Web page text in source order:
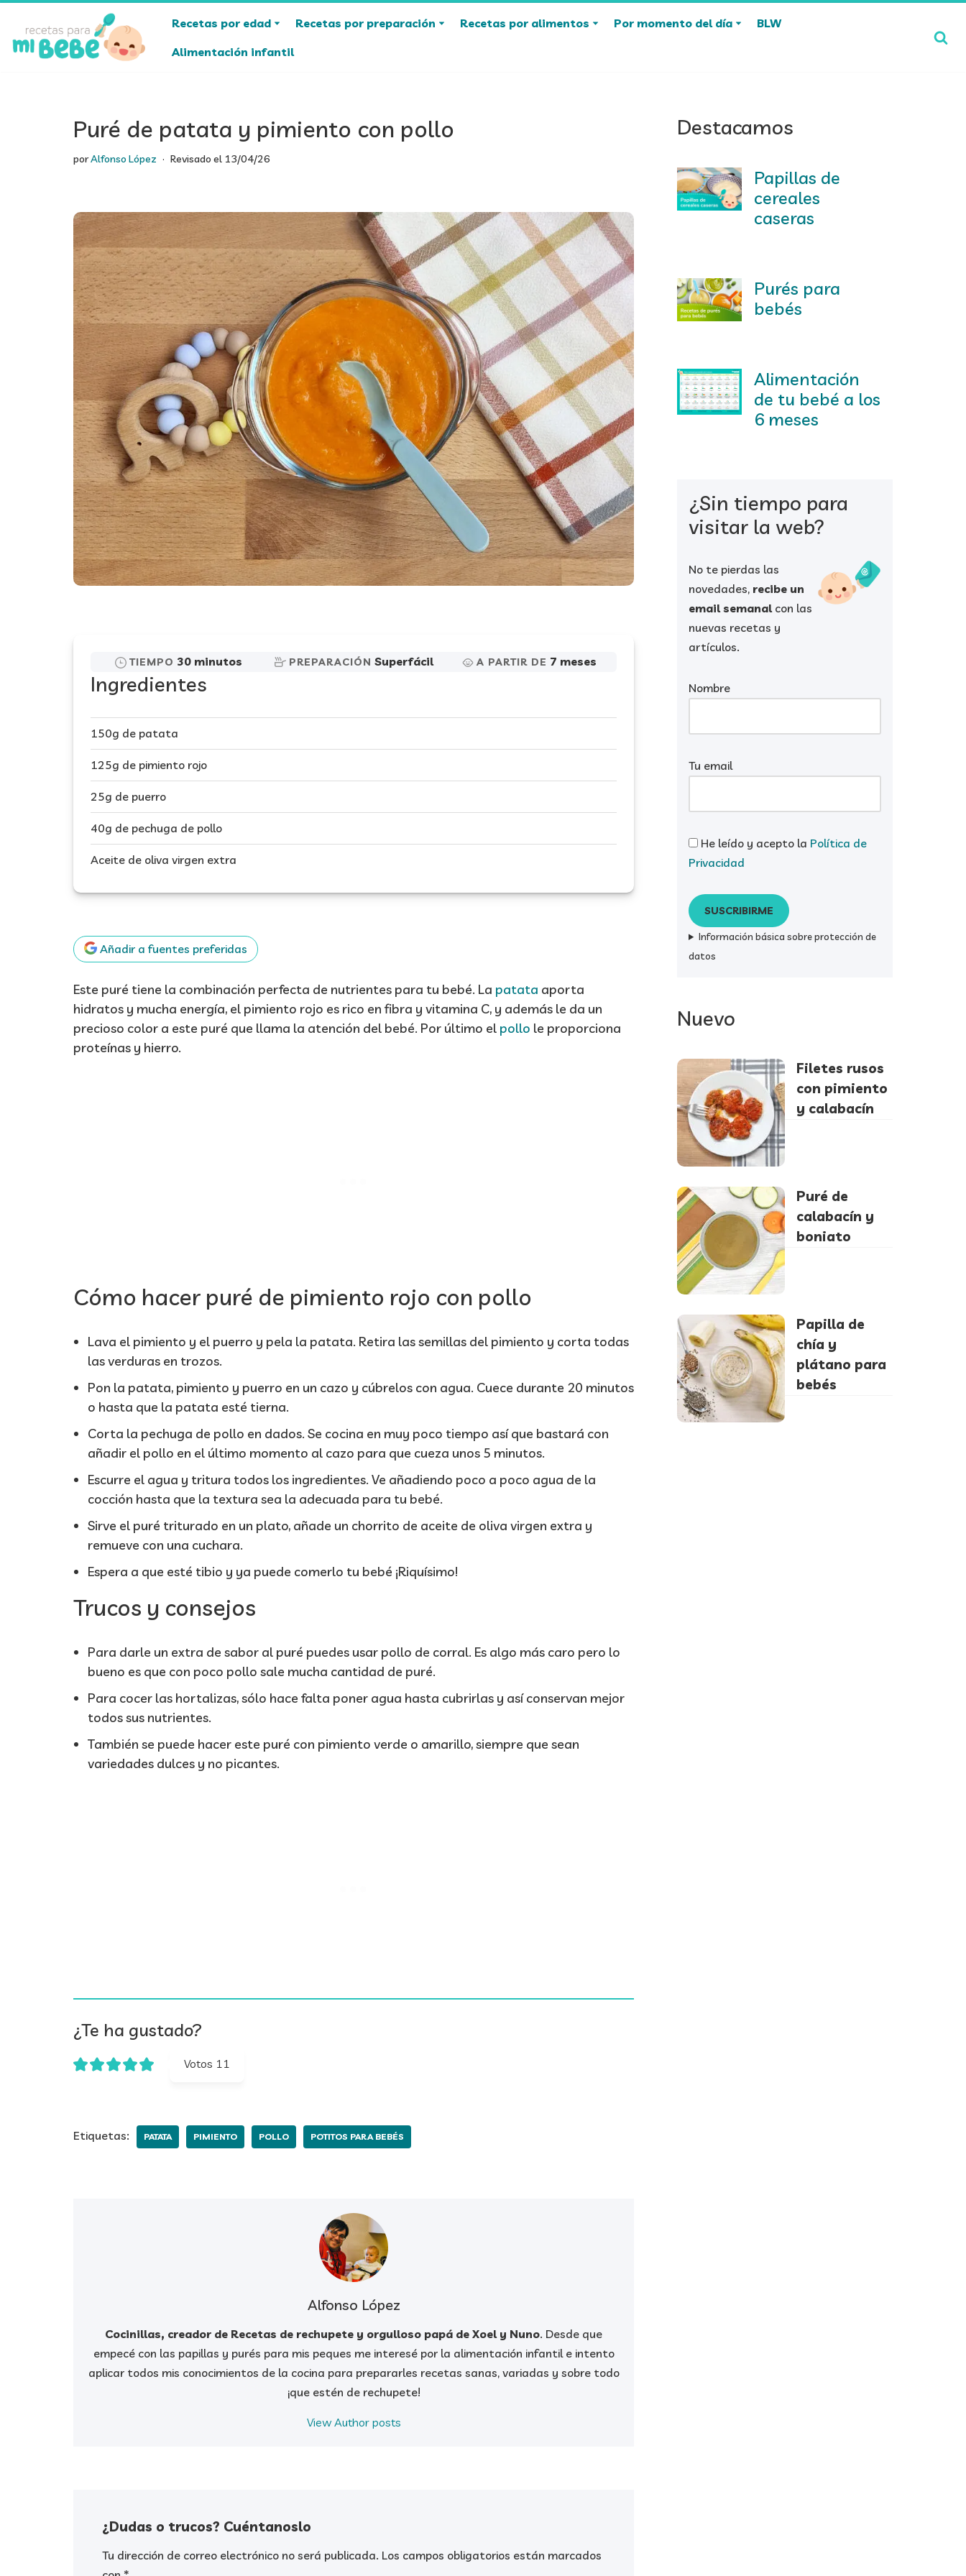
Saltar
Recetas por edad Recetas por preparación Recetas por alimentos Por momento del día
BLW
Alimentación infantil
Puré de patata y pimiento con pollo
porAlfonso López Revisado el 13/04/26
TIEMPO 30 minutos PREPARACIÓN Superfácil A PARTIR DE 7 meses
Ingredientes
150g de patata
125g de pimiento rojo
25g de puerro
40g de pechuga de pollo
Aceite de oliva virgen extra
Añadir a fuentes preferidas
Este puré tiene la combinación perfecta de nutrientes para tu bebé. La patata aporta
hidratos y mucha energía, el pimiento rojo es rico en fibra y vitamina C, y además le da un
precioso color a este puré que llama la atención del bebé. Por último el pollo le proporciona
proteínas y hierro.
Cómo hacer puré de pimiento rojo con pollo
Lava el pimiento y el puerro y pela la patata. Retira las semillas del pimiento y corta todas
las verduras en trozos.
Pon la patata, pimiento y puerro en un cazo y cúbrelos con agua. Cuece durante 20 minutos
o hasta que la patata esté tierna.
Corta la pechuga de pollo en dados. Se cocina en muy poco tiempo así que bastará con
añadir el pollo en el último momento al cazo para que cueza unos 5 minutos.
Escurre el agua y tritura todos los ingredientes. Ve añadiendo poco a poco agua de la
cocción hasta que la textura sea la adecuada para tu bebé.
Sirve el puré triturado en un plato, añade un chorrito de aceite de oliva virgen extra y
remueve con una cuchara.
Espera a que esté tibio y ya puede comerlo tu bebé ¡Riquísimo!
Trucos y consejos
Para darle un extra de sabor al puré puedes usar pollo de corral. Es algo más caro pero lo
bueno es que con poco pollo sale mucha cantidad de puré.
Para cocer las hortalizas, sólo hace falta poner agua hasta cubrirlas y así conservan mejor
todos sus nutrientes.
También se puede hacer este puré con pimiento verde o amarillo, siempre que sean
variedades dulces y no picantes.
¿Te ha gustado?
Votos 11
Etiquetas: PATATA PIMIENTO POLLO POTITOS PARA BEBÉS
Alfonso López
Cocinillas, creador de Recetas de rechupete y orgulloso papá de Xoel y Nuno. Desde que
empecé con las papillas y purés para mis peques me interesé por la alimentación infantil e intento
aplicar todos mis conocimientos de la cocina para prepararles recetas sanas, variadas y sobre todo
¡que estén de rechupete!
View Author posts
¿Dudas o trucos? Cuéntanoslo
Tu dirección de correo electrónico no será publicada. Los campos obligatorios están marcados
Destacamos
Papillas de
cereales
caseras
Purés para
bebés
Alimentación
de tu bebé a los
6 meses
¿Sin tiempo para
visitar la web?
No te pierdas las
novedades, recibe un
email semanalcon las
nuevas recetas y
artículos.
Nombre
Tu email
He leído y acepto la Política de
Privacidad
Información básica sobre protección de
datos
Nuevo
Filetes rusos
con pimiento
y calabacín
Puré de
calabacín y
boniato
Papilla de
chía y
plátano para
bebés